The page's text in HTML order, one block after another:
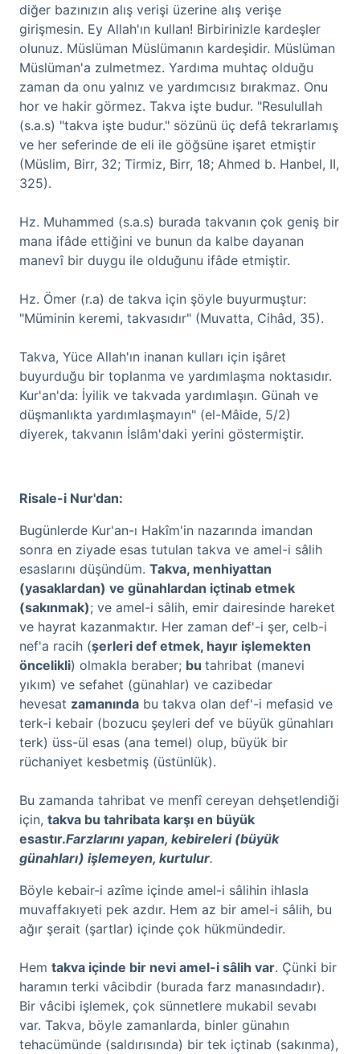
diğer bazınızın alış verişi üzerine alış verişe
girişmesin. Ey Allah'ın kullan! Birbirinizle kardeşler
olunuz. Müslüman Müslümanın kardeşidir. Müslüman
Müslüman'a zulmetmez. Yardıma muhtaç olduğu
zaman da onu yalnız ve yardımcısız bırakmaz. Onu
hor ve hakir görmez. Takva işte budur. "Resulullah
(s.a.s) "takva işte budur." sözünü üç defâ tekrarlamış
ve her seferinde de eli ile göğsüne işaret etmiştir
(Müslim, Birr, 32; Tirmiz, Birr, 18; Ahmed b. Hanbel, II,
325).
Hz. Muhammed (s.a.s) burada takvanın çok geniş bir
mana ifâde ettiğini ve bunun da kalbe dayanan
manevî bir duygu ile olduğunu ifâde etmiştir.
Hz. Ömer (r.a) de takva için şöyle buyurmuştur:
"Müminin keremi, takvasıdır" (Muvatta, Cihâd, 35).
Takva, Yüce Allah'ın inanan kulları için işâret
buyurduğu bir toplanma ve yardımlaşma noktasıdır.
Kur'an'da: İyilik ve takvada yardımlaşın. Günah ve
düşmanlıkta yardımlaşmayın" (el-Mâide, 5/2)
diyerek, takvanın İslâm'daki yerini göstermiştir.
Risale-i Nur'dan:
Bugünlerde Kur'an-ı Hakîm'in nazarında imandan
sonra en ziyade esas tutulan takva ve amel-i sâlih
esaslarını düşündüm. Takva, menhiyattan
(yasaklardan) ve günahlardan içtinab etmek
(sakınmak); ve amel-i sâlih, emir dairesinde hareket
ve hayrat kazanmaktır. Her zaman def'-i şer, celb-i
nef'a racih (şerleri def etmek, hayır işlemekten
öncelikli) olmakla beraber; bu tahribat (manevi
yıkım) ve sefahet (günahlar) ve cazibedar
hevesat zamanında bu takva olan def'-i mefasid ve
terk-i kebair (bozucu şeyleri def ve büyük günahları
terk) üss-ül esas (ana temel) olup, büyük bir
rüchaniyet kesbetmiş (üstünlük).
Bu zamanda tahribat ve menfî cereyan dehşetlendiği
için, takva bu tahribata karşı en büyük
esastır.Farzlarını yapan, kebireleri (büyük
günahları) işlemeyen, kurtulur.
Böyle kebair-i azîme içinde amel-i sâlihin ihlasla
muvaffakıyeti pek azdır. Hem az bir amel-i sâlih, bu
ağır şerait (şartlar) içinde çok hükmündedir.
Hem takva içinde bir nevi amel-i sâlih var. Çünki bir
haramın terki vâcibdir (burada farz manasındadır).
Bir vâcibi işlemek, çok sünnetlere mukabil sevabı
var. Takva, böyle zamanlarda, binler günahın
tehacümünde (saldırısında) bir tek içtinab (sakınma),